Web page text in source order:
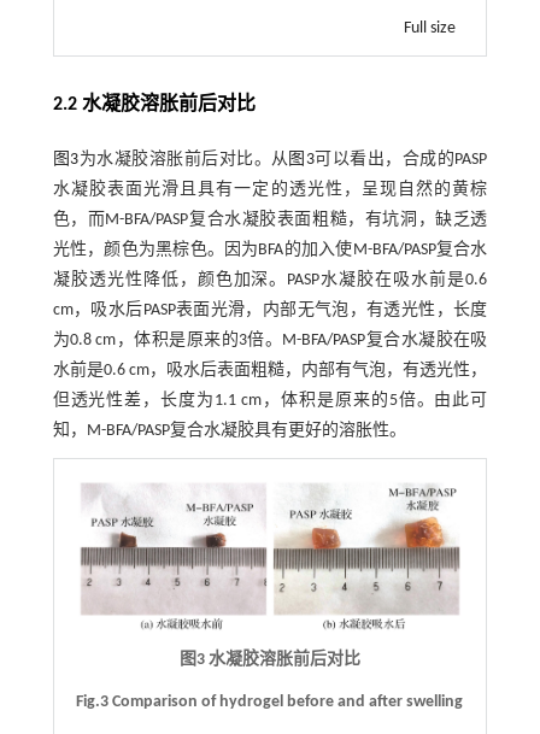
Full size
2.2 水凝胶溶胀前后对比
图3为水凝胶溶胀前后对比。从图3可以看出，合成的PASP
水凝胶表面光滑且具有一定的透光性，呈现自然的黄棕
色，而M-BFA/PASP复合水凝胶表面粗糙，有坑洞，缺乏透
光性，颜色为黑棕色。因为BFA的加入使M-BFA/PASP复合水
凝胶透光性降低，颜色加深。PASP水凝胶在吸水前是0.6
cm，吸水后PASP表面光滑，内部无气泡，有透光性，长度
为0.8 cm，体积是原来的3倍。M-BFA/PASP复合水凝胶在吸
水前是0.6 cm，吸水后表面粗糙，内部有气泡，有透光性，
但透光性差，长度为1.1 cm，体积是原来的5倍。由此可
知，M-BFA/PASP复合水凝胶具有更好的溶胀性。
图3 水凝胶溶胀前后对比
Fig.3 Comparison of hydrogel before and after swelling